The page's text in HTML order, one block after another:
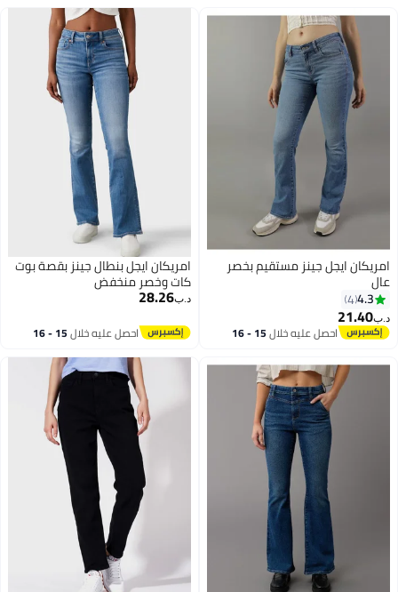
امريكان ايجل جينز مستقيم بخصر
عالٍ
4.3
4
د.ب‏21.40
احصل عليه خلال 15 - 16
امريكان ايجل بنطال جينز بقصة بوت
كات وخصر منخفض
د.ب‏28.26
احصل عليه خلال 15 - 16